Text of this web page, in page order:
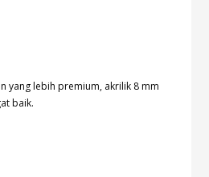
yang lebih premium, akrilik 8 mm
baik.